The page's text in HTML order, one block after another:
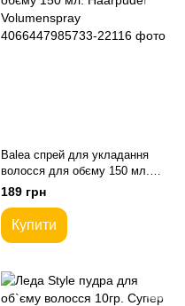
Balea спрей для укладання
волосся для обєму 150 мл.
Haarpuder Volumenspray
189 грн
Купити